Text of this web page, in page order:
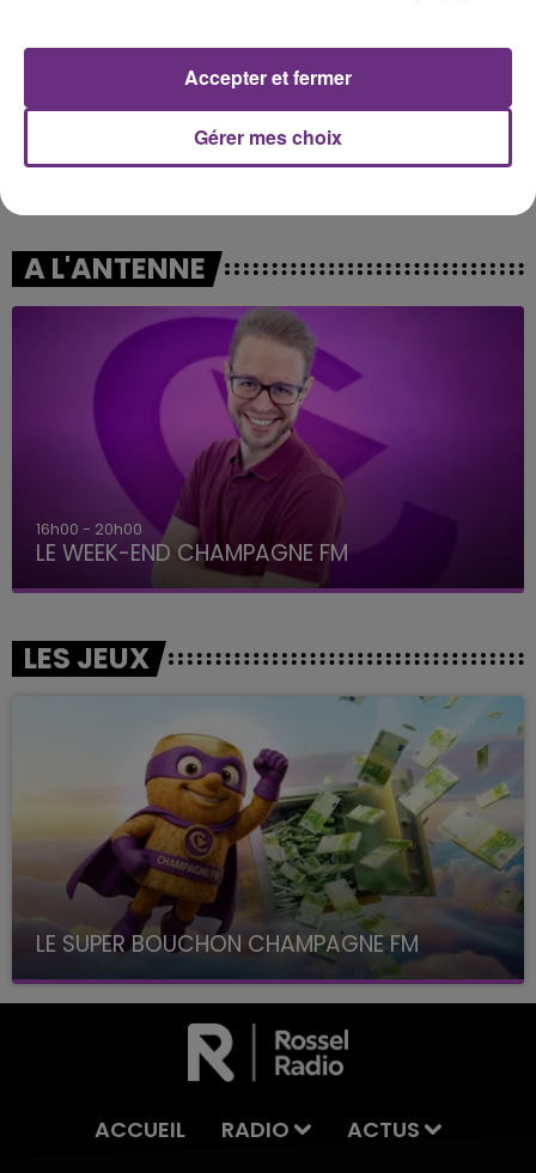
TEMPER CITY GIMS
A L'ANTENNE
16h00 - 20h00
LE WEEK-END CHAMPAGNE FM
LES JEUX
LE SUPER BOUCHON CHAMPAGNE FM
avec La Famille Champagne FM, à 8H10
ACCUEIL RADIO
ACTUS
Gérer mes choix
Accepter et fermer